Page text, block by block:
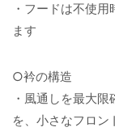
・フードは不使
ます
○衿の構造
・風通しを最大
を、小さなフロン